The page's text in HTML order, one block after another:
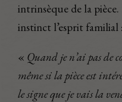
intrinsèque de la
instinct l’esprit familial :
« Quand je n’ai pas de
même si la pièce est
le signe que je vais la